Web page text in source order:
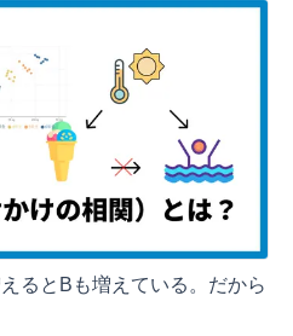
るとBも増えている。だから